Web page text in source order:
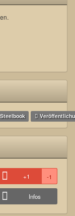
Steelbook
+1 -1
Infos